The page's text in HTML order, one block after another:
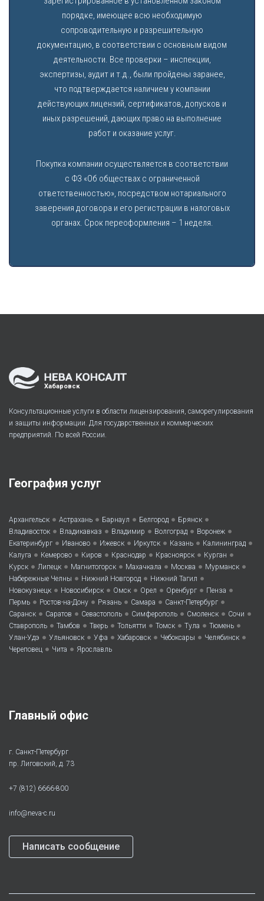
порядке, имеющее всю необходимую
сопроводительную и разрешительную
документацию, в соответствии с основным видом
деятельности. Все проверки – инспекции,
экспертизы, аудит и т.д., были пройдены заранее,
что подтверждается наличием у компании
действующих лицензий, сертификатов, допусков и
иных разрешений, дающих право на выполнение
работ и оказание услуг.
Покупка компании осуществляется в соответствии
с ФЗ «Об обществах с ограниченной
ответственностью», посредством нотариального
заверения договора и его регистрации в налоговых
органах. Срок переоформления – 1 неделя.
Хабаровск
Консультационные услуги в области лицензирования, саморегулирования
и защиты информации. Для государственных и коммерческих
предприятий. По всей России.
География услуг
Архангельск • Астрахань • Барнаул • Белгород • Брянск •
Владивосток • Владикавказ • Владимир • Волгоград • Воронеж •
Екатеринбург • Иваново • Ижевск • Иркутск • Казань • Калининград •
Калуга • Кемерово • Киров • Краснодар • Красноярск • Курган •
Курск • Липецк • Магнитогорск • Махачкала • Москва • Мурманск •
Набережные Челны • Нижний Новгород • Нижний Тагил •
Новокузнецк • Новосибирск • Омск • Орел • Оренбург • Пенза •
Пермь • Ростов-на-Дону • Рязань • Самара • Санкт-Петербург •
Саранск • Саратов • Севастополь • Симферополь • Смоленск • Сочи •
Ставрополь • Тамбов • Тверь • Тольятти • Томск • Тула • Тюмень •
Улан-Удэ • Ульяновск • Уфа • Хабаровск • Чебоксары • Челябинск •
Череповец • Чита • Ярославль
Главный офис
г. Санкт-Петербург
пр. Лиговский, д. 73
+7 (812) 6666-800
info@neva-c.ru
Написать сообщение